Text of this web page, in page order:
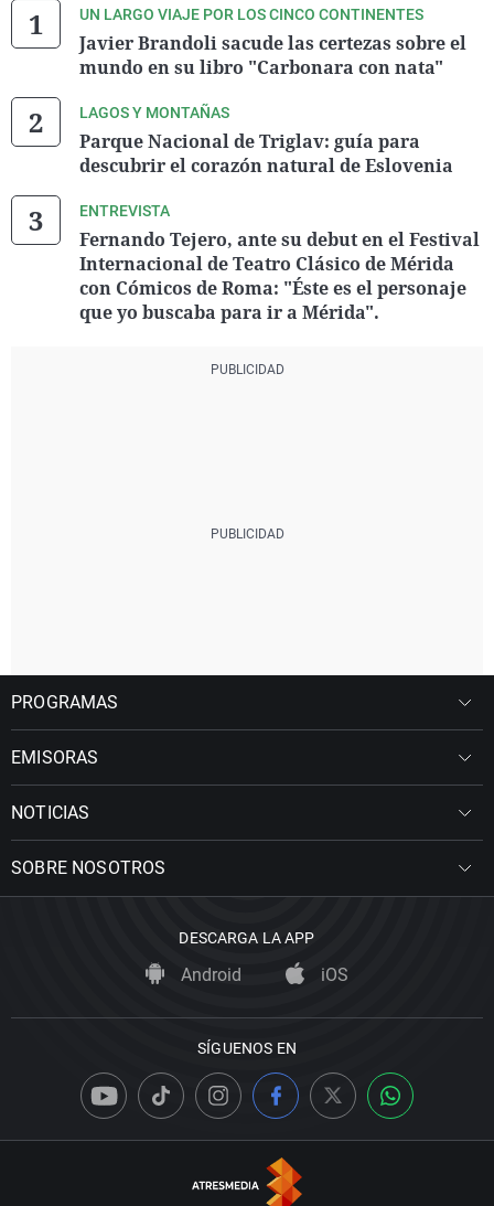
UN LARGO VIAJE POR LOS CINCO CONTINENTES
Javier Brandoli sacude las certezas sobre el
mundo en su libro "Carbonara con nata"
LAGOS Y MONTAÑAS
Parque Nacional de Triglav: guía para
descubrir el corazón natural de Eslovenia
ENTREVISTA
Fernando Tejero, ante su debut en el Festival
Internacional de Teatro Clásico de Mérida
con Cómicos de Roma: "Éste es el personaje
que yo buscaba para ir a Mérida".
PROGRAMAS
EMISORAS
NOTICIAS
SOBRE NOSOTROS
DESCARGA LA APP
Android iOS
SÍGUENOS EN